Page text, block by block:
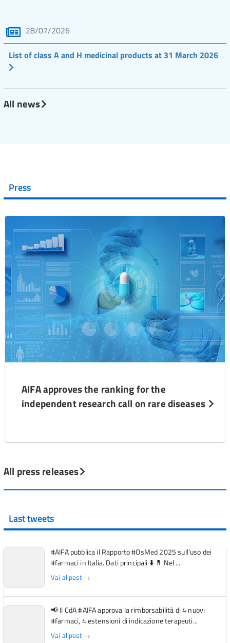
28/07/2026
List of class A and H medicinal products at 31 March 2026
All news
Press
AIFA approves the ranking for the
independent research call on rare diseases
All press releases
Last tweets
#AIFA pubblica il Rapporto #OsMed 2025 sull’uso dei
#farmaci in Italia. Dati principali ⬇️ 💊 Nel ...
Vai al post →
📢 Il CdA #AIFA approva la rimborsabilità di 4 nuovi
#farmaci, 4 estensioni di indicazione terapeuti...
Vai al post →